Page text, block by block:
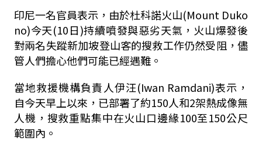
印尼一名官員表示，由於杜科諾火山(Mount Duko
no)今天(10日)持續噴發與惡劣天氣，火山爆發後
對兩名失蹤新加坡登山客的搜救工作仍然受阻，儘
管人們擔心他們可能已經遇難。
當地救援機構負責人伊汪(Iwan Ramdani)表示，
自今天早上以來，已部署了約150人和2架熱成像無
人機，搜救重點集中在火山口邊緣100至150公尺
範圍內。